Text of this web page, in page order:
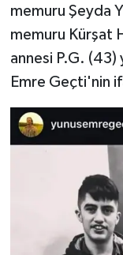
memuru Şeyda
memuru Kürşat
annesi P.G. (43)
Emre Geçti'nin